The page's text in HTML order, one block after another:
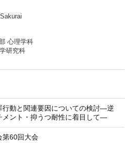
心理学科
研究科
行動と関連要因についての検討―逆
メント・抑うつ耐性に着目して―
第60回大会